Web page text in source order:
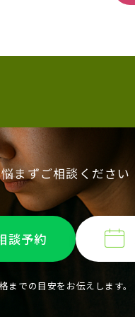
まずご相談ください
談予約
までの目安をお伝えします。